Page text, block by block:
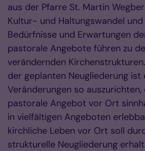
aus der Pfarre St. Martin
Kultur- und Haltungswandel
Bedürfnisse und Erwartungen
pastorale Angebote führen zu
verändernden
der geplanten Neugliederung ist
Veränderungen so auszurichten,
pastorale Angebot vor Ort
in vielfältigen Angeboten
kirchliche Leben vor Ort soll
strukturelle Neugliederung